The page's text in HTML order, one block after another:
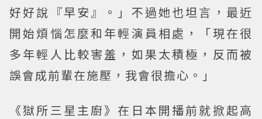
好好說『早安』。」不過她也坦言，最近
開始煩惱怎麼和年輕演員相處，「現在很
多年輕人比較害羞，如果太積極，反而被
誤會成前輩在施壓，我會很擔心。」
《獄所三星主廚》在日本開播前就掀起高